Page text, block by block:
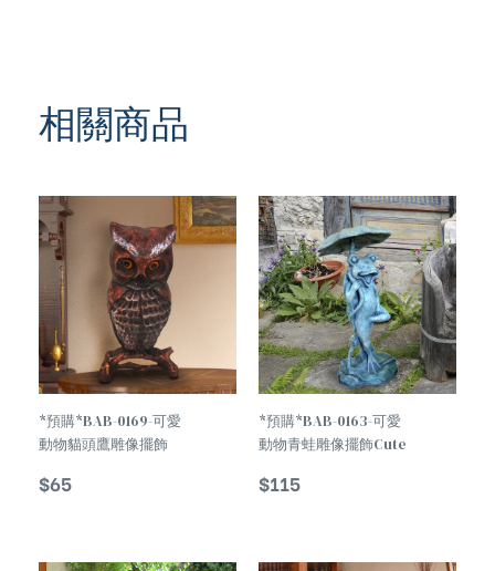
相關商品
*預購*BAB-0169-可愛
動物貓頭鷹雕像擺飾
Statue Decoration
$65
TREND
*預購*BAB-0163-可愛
動物青蛙雕像擺飾Cute
Decoration
$115